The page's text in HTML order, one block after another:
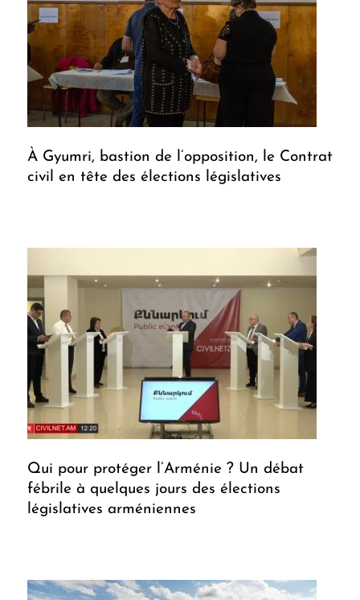
À Gyumri, bastion de l’opposition, le Contrat
civil en tête des élections législatives
Qui pour protéger l’Arménie ? Un débat
fébrile à quelques jours des élections
législatives arméniennes